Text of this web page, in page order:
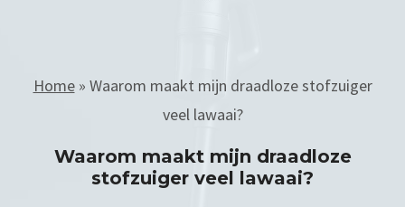
Home» Waarom maakt mijn draadloze stofzuiger
veel lawaai?
Waarom maakt mijn draadloze
stofzuiger veel lawaai?